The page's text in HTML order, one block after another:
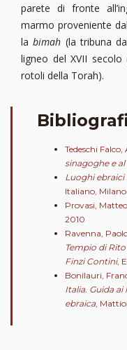
parete di fronte
marmo proveniente
la bimah (la tribuna
ligneo del XVII
rotoli della Torah).
Tedeschi
sinagoghe e
Luoghi
Italiano,
Provasi, Matteo,
2010
Ravenna,
Tempio di
Finzi Contini,
Bonilauri,
Italia. Guida
ebraica ,